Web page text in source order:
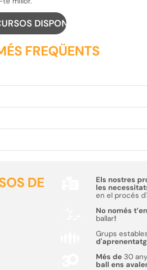
DISPONIBLES
FREQÜENTS
DE
Els nostres
les
en el procés
No només
ballar!
Grups
Més de 30
ball ens